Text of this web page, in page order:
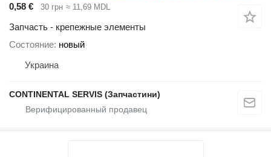
0,58 € 30 грн ≈ 11,69 MDL
Запчасть - крепежные элементы
Состояние новый
Украина
CONTINENTAL SERVIS (Запчастини)